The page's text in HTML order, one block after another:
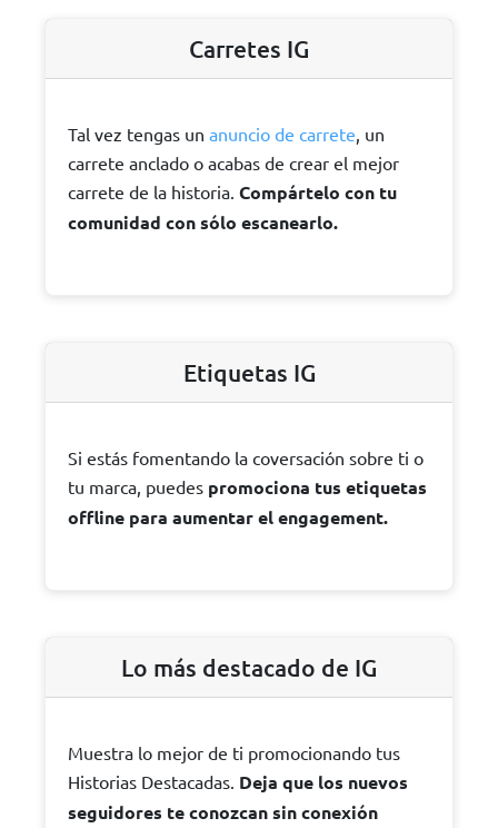
Carretes IG
Tal vez tengas un anuncio de carrete , un
carrete anclado o acabas de crear el mejor
carrete de la historia. Compártelo con tu
comunidad con sólo escanearlo.
Etiquetas IG
Si estás fomentando la coversación sobre ti o
tu marca, puedes promociona tus etiquetas
offline para aumentar el engagement.
Lo más destacado de IG
Muestra lo mejor de ti promocionando tus
Historias Destacadas. Deja que los nuevos
seguidores te conozcan sin conexión